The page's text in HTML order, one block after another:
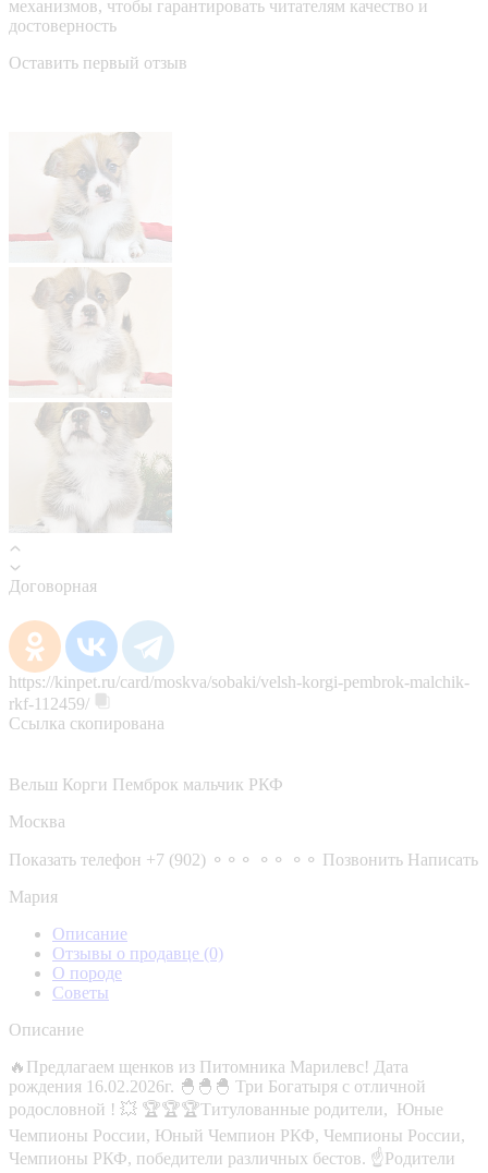
механизмов, чтобы гарантировать читателям качество и
достоверность
Оставить первый отзыв
Договорная
https://kinpet.ru/card/moskva/sobaki/velsh-korgi-pembrok-malchik-
rkf-112459/
Ссылка скопирована
Вельш Корги Пемброк мальчик РКФ
Москва
Показать телефон +7 (902) ⚬⚬⚬ ⚬⚬ ⚬⚬ Позвонить Написать
Мария
Описание
Отзывы о продавце (0)
О породе
Советы
Описание
🔥Предлагаем щенков из Питомника Марилевс! Дата
рождения 16.02.2026г. 🐣🐣🐣 Три Богатыря с отличной
родословной ! 💥 🏆🏆🏆Титулованные родители, Юные
Чемпионы России, Юный Чемпион РКФ, Чемпионы России,
Чемпионы РКФ, победители различных бестов. ☝️Родители